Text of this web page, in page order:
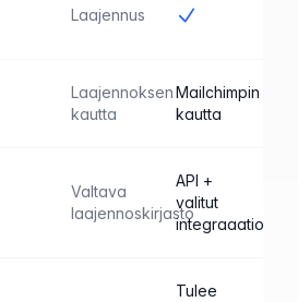
Laajennus
Laajennoksen
kautta
Mailchimpin
kautta
Valtava
laajennoskirjasto
API +
valitut
integraaatiot
Tulee